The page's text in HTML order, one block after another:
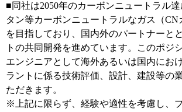
■同社は2050年のカーボンニュートラル達
タン等カーボンニュートラルなガス（CN
を目指しており、国内外のパートナーと
トの共同開発を進めています。このポジ
エンジニアとして海外あるいは国内にお
ラントに係る技術評価、設計、建設等の
ただきます。
※上記に限らず、経験や適性を考慮し、